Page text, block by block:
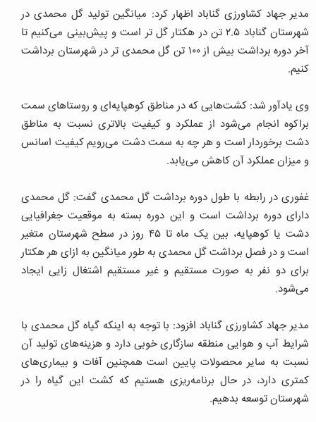
مدیر جهاد کشاورزی گناباد اظهار کرد: میانگین تولید گل محمدی در
شهرستان گناباد ۲.۵ تن در هکتار گل تر است و پیش‌بینی می‌کنیم تا
آخر دوره برداشت بیش از ۱۰۰ تن گل محمدی تر در شهرستان برداشت
کنیم.
وی یادآور شد: کشت‌هایی که در مناطق کوهپایه‌ای و روستاهای سمت
براکوه انجام می‌شود از عملکرد و کیفیت بالاتری نسبت به مناطق
دشت برخوردار است و هر چه به سمت دشت می‌رویم کیفیت اسانس
و میزان عملکرد آن کاهش می‌یابد.
غفوری در رابطه با طول دوره برداشت گل محمدی گفت: گل محمدی
دارای دوره برداشت است و این دوره بسته به موقعیت جغرافیایی
دشت یا کوهپایه، بین یک ماه تا ۴۵ روز در سطح شهرستان متغیر
است و در فصل برداشت گل محمدی به طور میانگین به ازای هر هکتار
برای دو نفر به صورت مستقیم و غیر مستقیم اشتغال زایی ایجاد
می‌شود.
مدیر جهاد کشاورزی گناباد افزود: با توجه به اینکه گیاه گل محمدی با
شرایط آب و هوایی منطقه سازگاری خوبی دارد و هزینه‌های تولید آن
نسبت به سایر محصولات پایین است همچنین آفات و بیماری‌های
کمتری دارد، در حال برنامه‌ریزی هستیم که کشت این گیاه را در
شهرستان توسعه بدهیم.